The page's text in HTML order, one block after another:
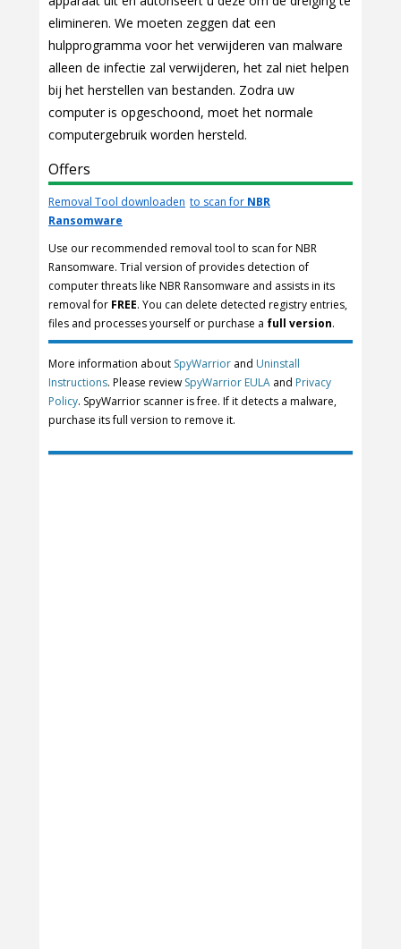
elimineren. We moeten zeggen dat een
hulpprogramma voor het verwijderen van malware
alleen de infectie zal verwijderen, het zal niet helpen
bij het herstellen van bestanden. Zodra uw
computer is opgeschoond, moet het normale
computergebruik worden hersteld.
Offers
Removal Tool downloaden to scan for NBR
Ransomware
Use our recommended removal tool to scan for NBR
Ransomware. Trial version of provides detection of
computer threats like NBR Ransomware and assists in its
removal for FREE. You can delete detected registry entries,
files and processes yourself or purchase a full version.
More information about SpyWarrior and Uninstall
Instructions. Please review SpyWarrior EULA and Privacy
Policy. SpyWarrior scanner is free. If it detects a malware,
purchase its full version to remove it.